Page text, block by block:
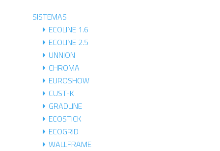
SISTEMAS
ECOLINE 1.6
ECOLINE 2.5
UNNION
CHROMA
EUROSHOW
CUST-K
GRADLINE
ECOSTICK
ECOGRID
WALLFRAME